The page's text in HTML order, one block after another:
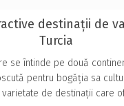
destinații de
Turcia
se întinde pe două
pentru bogăția sa
varietate de destinații care